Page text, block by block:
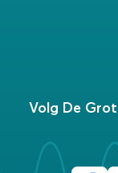
Volg De